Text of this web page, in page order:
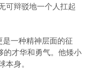
可辩驳地一个人扛起
一种精神层面的征
的才华和勇气。他矮小
身。